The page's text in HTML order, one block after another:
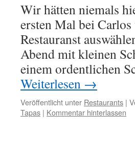
Wir hätten niemals
ersten Mal bei
Restauranst
Abend mit kleinen
einem ordentlichen
Weiterlesen →
Veröffentlicht unter Restaurants |
Tapas | Kommentar hinterlassen